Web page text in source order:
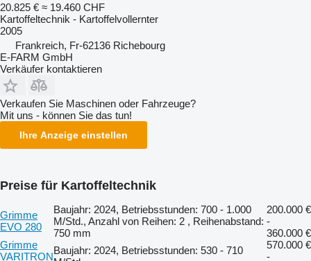
20.825 € ≈ 19.460 CHF
Kartoffeltechnik - Kartoffelvollernter
2005
Frankreich, Fr-62136 Richebourg
E-FARM GmbH
Verkäufer kontaktieren
Verkaufen Sie Maschinen oder Fahrzeuge?
Mit uns - können Sie das tun!
Ihre Anzeige einstellen
Preise für Kartoffeltechnik
Grimme
EVO 280
Baujahr: 2024, Betriebsstunden: 700 - 1.000
M/Std., Anzahl von Reihen: 2 , Reihenabstand:
750 mm
200.000 €
-
360.000 €
Grimme
VARITRON
Baujahr: 2024, Betriebsstunden: 530 - 710
570.000 €
-